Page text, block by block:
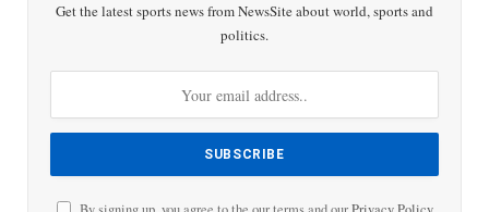
Get the latest sports news from NewsSite about world, sports and
politics.